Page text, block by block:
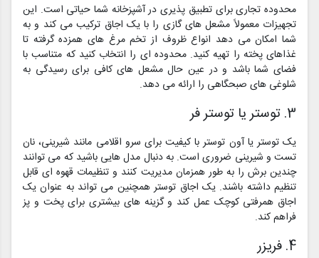
محدوده تجاری برای تطبیق پذیری در آشپزخانه شما حیاتی است. این
تجهیزات معمولاً مشعل های گازی را با یک اجاق ترکیب می کند و به
شما امکان می دهد انواع ظروف از تخم مرغ های همزده گرفته تا
غذاهای پخته را تهیه کنید. محدوده ای را انتخاب کنید که متناسب با
فضای شما باشد و در عین حال مشعل های کافی برای رسیدگی به
شلوغی های صبحگاهی را ارائه می دهد.
3. توستر یا توستر فر
یک توستر یا آون توستر با کیفیت برای سرو اقلامی مانند شیرینی، نان
تست و شیرینی ضروری است. به دنبال مدل هایی باشید که می توانند
چندین برش را به طور همزمان مدیریت کنند و تنظیمات قهوه ای قابل
تنظیم داشته باشند. یک اجاق توستر همچنین می تواند به عنوان یک
اجاق همرفتی کوچک عمل کند و گزینه های بیشتری برای پخت و پز
فراهم کند.
4. فریزر